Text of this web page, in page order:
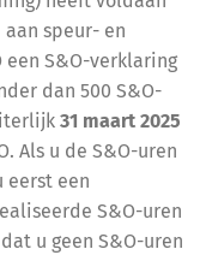
speur- en
een S&O-verklaring
dan 500 S&O-
31 maart 2025
Als u de S&O-uren
eerst een
S&O-uren
u geen S&O-uren